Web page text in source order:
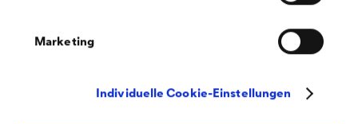
Marketing
Individuelle Cookie-Einstellungen
PDF | 50,8 kB